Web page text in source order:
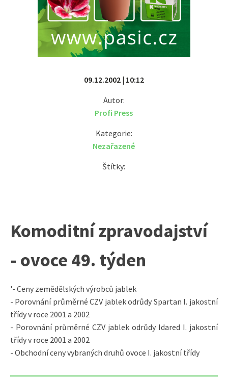
09.12.2002 | 10:12
Autor:
Profi Press
Kategorie:
Nezařazené
Štítky:
Komoditní zpravodajství
- ovoce 49. týden
'- Ceny zemědělských výrobců jablek
- Porovnání průměrné CZV jablek odrůdy Spartan I. jakostní
třídy v roce 2001 a 2002
- Porovnání průměrné CZV jablek odrůdy Idared I. jakostní
třídy v roce 2001 a 2002
- Obchodní ceny vybraných druhů ovoce I. jakostní třídy